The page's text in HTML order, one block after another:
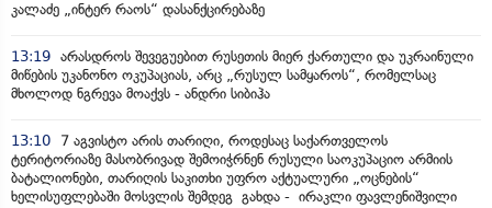
კალაძე „ინტერ რაოს“ დასანქცირებაზე
13:19 არასდროს შევეგუებით რუსეთის მიერ ქართული და უკრაინული
მიწების უკანონო ოკუპაციას, არც „რუსულ სამყაროს“, რომელსაც
მხოლოდ ნგრევა მოაქვს - ანდრი სიბიჰა
13:10
7 აგვისტო არის თარიღი, როდესაც საქართველოს
ტერიტორიაზე მასობრივად შემოიჭრნენ რუსული საოკუპაციო არმიის
ბატალიონები, თარიღის საკითხი უფრო აქტუალური „ოცნების“
ხელისუფლებაში მოსვლის შემდეგ გახდა - ირაკლი ფავლენიშვილი